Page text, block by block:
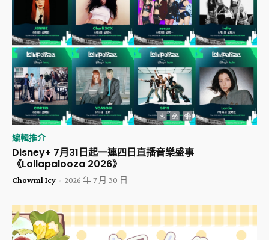
編輯推介
Disney+ 7月31日起一連四日直播音樂盛事
《Lollapalooza 2026》
Chowml Icy - 2026 年 7 月 30 日